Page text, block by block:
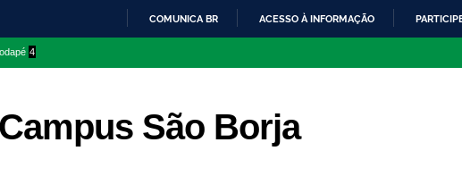
O
COMUNICA BR ACESSO À INFORMAÇÃO
4
São Borja